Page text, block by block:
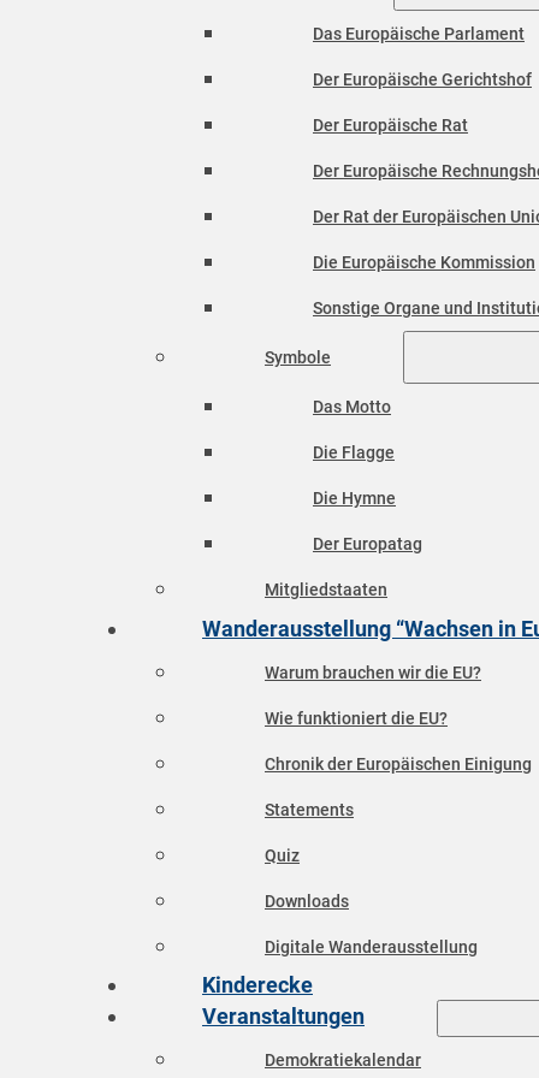
Das Europäische Parlament
Der Europäische Gerichtshof
Der Europäische Rat
Der Europäische
Der Rat der Europäischen
Die Europäische Kommission
Sonstige Organe und
Symbole
Das Motto
Die Flagge
Die Hymne
Der Europatag
Mitgliedstaaten
Wanderausstellung “Wachsen in
Warum brauchen wir die EU?
Wie funktioniert die EU?
Chronik der Europäischen Einigung
Statements
Quiz
Downloads
Digitale Wanderausstellung
Kinderecke
Veranstaltungen
Demokratiekalendar